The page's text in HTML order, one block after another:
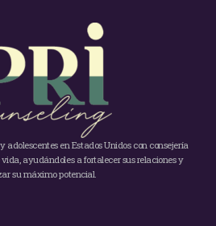
en Estados Unidos con consejería
ayudándoles a fortalecer sus relaciones y
su máximo potencial.